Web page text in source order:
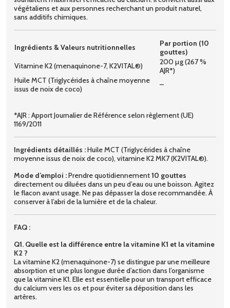
végétaliens et aux personnes recherchant un produit naturel,
sans additifs chimiques.
Ingrédients & Valeurs nutritionnelles
Par portion (10
gouttes)
Vitamine K2 (menaquinone-7, K2VITAL®)
200 µg (267 %
AJR*)
Huile MCT (Triglycérides à chaîne moyenne
issus de noix de coco)
–
*AJR : Apport Journalier de Référence selon règlement (UE)
1169/2011
Ingrédients détaillés :Huile MCT (Triglycérides à chaîne
moyenne issus de noix de coco), vitamine K2 MK7 (K2VITAL®).
Mode d’emploi :Prendre quotidiennement10 gouttes
directement ou diluées dans un peu d’eau ou une boisson. Agitez
le flacon avant usage. Ne pas dépasser la dose recommandée. À
conserver à l’abri de la lumière et de la chaleur.
FAQ :
Q1. Quelle est la différence entre la vitamine K1 et la vitamine
K2 ?
La vitamine K2 (menaquinone-7) se distingue par une meilleure
absorption et une plus longue durée d’action dans l’organisme
que la vitamine K1. Elle est essentielle pour un transport efficace
du calcium vers les os et pour éviter sa déposition dans les
artères.